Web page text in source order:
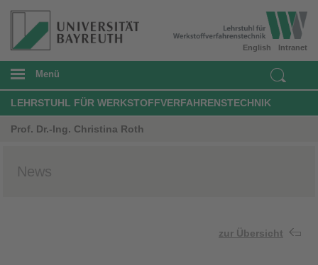
Intranet
English
Menü
LEHRSTUHL FÜR WERKSTOFFVERFAHRENSTECHNIK
Prof. Dr.-Ing. Christina Roth
News
zur Übersicht